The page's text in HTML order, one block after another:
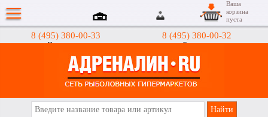
8 (495) 380-00-33
Интернет-магазин
8 (495) 380-00-32
Гипермаркеты
Ваша
корзина
пуста